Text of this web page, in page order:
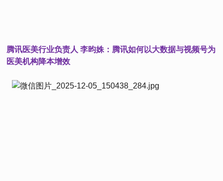
腾讯医美行业负责人 李昀姝：腾讯如何以大数据与视频号为
医美机构降本增效